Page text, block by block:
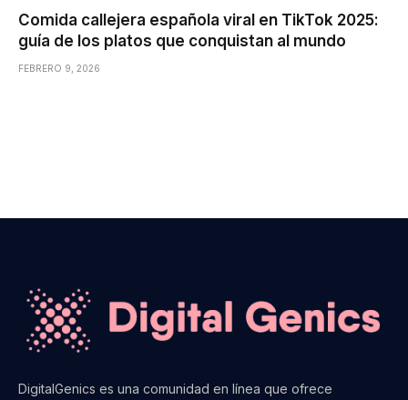
Comida callejera española viral en TikTok 2025:
guía de los platos que conquistan al mundo
FEBRERO 9, 2026
DigitalGenics es una comunidad en línea que ofrece